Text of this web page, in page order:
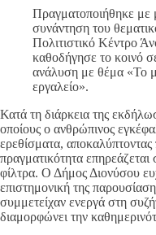
Πραγματοποιήθηκε με
συνάντηση του
Πολιτιστικό Κέντρο
καθοδήγησε το κοινό
ανάλυση με θέμα «Το
εργαλείο».
Κατά τη διάρκεια της
οποίους ο ανθρώπινος
ερεθίσματα,
πραγματικότητα
φίλτρα. Ο Δήμος Διονύσου
επιστημονική της
συμμετείχαν ενεργά στη
διαμορφώνει την